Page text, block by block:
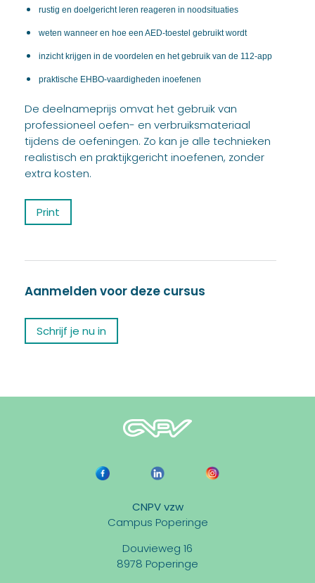
rustig en doelgericht leren reageren in noodsituaties
weten wanneer en hoe een AED-toestel gebruikt wordt
inzicht krijgen in de voordelen en het gebruik van de 112-app
praktische EHBO-vaardigheden inoefenen
De deelnameprijs omvat het gebruik van
professioneel oefen- en verbruiksmateriaal
tijdens de oefeningen. Zo kan je alle technieken
realistisch en praktijkgericht inoefenen, zonder
extra kosten.
Print
Aanmelden voor deze cursus
Schrijf je nu in
CNPV vzw
Campus Poperinge
Douvieweg 16
8978 Poperinge